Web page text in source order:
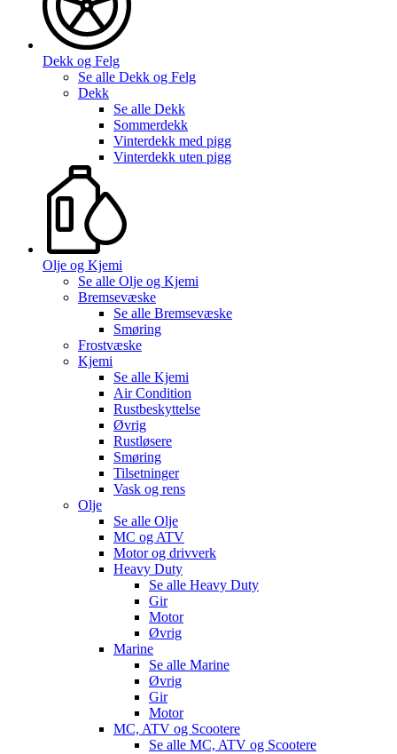
Dekk og Felg
Se alle Dekk og Felg
Dekk
Se alle Dekk
Sommerdekk
Vinterdekk med pigg
Vinterdekk uten pigg
Olje og Kjemi
Se alle Olje og Kjemi
Bremsevæske
Se alle Bremsevæske
Smøring
Frostvæske
Kjemi
Se alle Kjemi
Air Condition
Rustbeskyttelse
Øvrig
Rustløsere
Smøring
Tilsetninger
Vask og rens
Olje
Se alle Olje
MC og ATV
Motor og drivverk
Heavy Duty
Se alle Heavy Duty
Gir
Motor
Øvrig
Marine
Se alle Marine
Øvrig
Gir
Motor
MC, ATV og Scootere
Se alle MC, ATV og Scootere